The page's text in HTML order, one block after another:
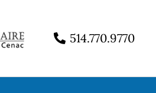
514.770.9770